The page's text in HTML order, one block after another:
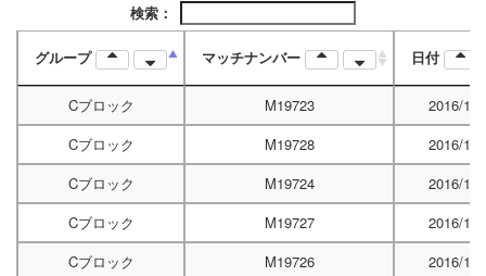
検索：
グループ マッチナンバー 日付
Cブロック M19723
2016/12/
Cブロック
M19728
2016/12/
Cブロック
M19724
2016/12/
Cブロック
M19727
2016/12/
Cブロック
M19726
2016/12/